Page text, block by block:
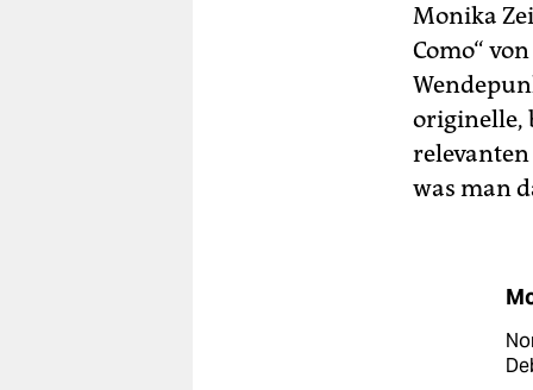
Monika
Como“
originelle,
relevanten
was man